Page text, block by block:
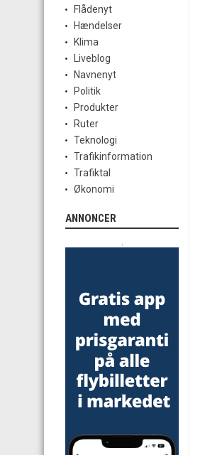
Flådenyt
Hændelser
Klima
Liveblog
Navnenyt
Politik
Produkter
Ruter
Teknologi
Trafikinformation
Trafiktal
Økonomi
ANNONCER